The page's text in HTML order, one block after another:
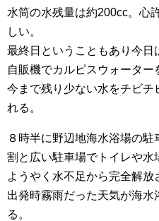
水筒の水残量は約200cc。心
しい。
最終日ということもあり今日
自販機でカルピスウォーター
今まで残り少ない水をチビチ
れる。
８時半に野辺地海水浴場の駐
割と広い駐車場でトイレや水
ようやく水不足から完全解放
出発時霧雨だった天気が海
る。